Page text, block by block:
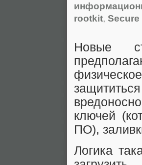
rootkit,
Новые
ключей
ПО),
Логика